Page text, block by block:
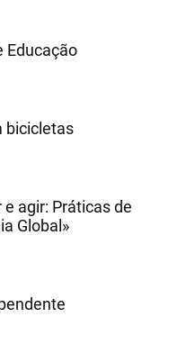
Educação
bicicletas
agir: Práticas de
Global»